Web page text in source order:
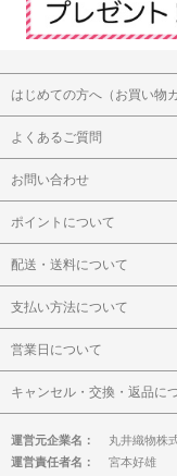
はじめての方へ（お買い物
よくあるご質問
お問い合わせ
ポイントについて
配送・送料について
支払い方法について
営業日について
キャンセル・交換・返品に
運営元企業名：
丸井織物株
運営責任者名：
宮本好雄